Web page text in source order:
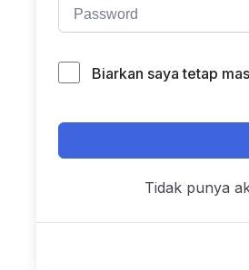
Biarkan saya tetap
Tidak punya